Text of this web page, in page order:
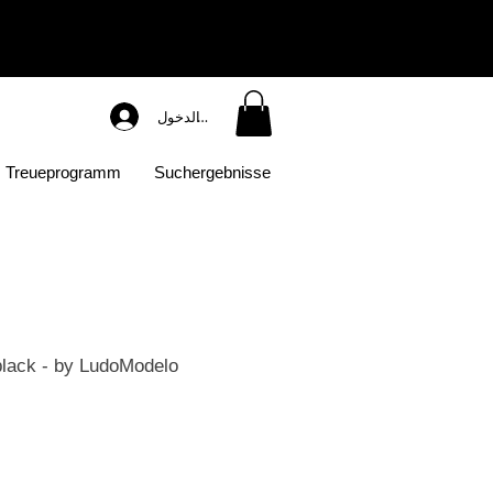
تسجيل الدخول
Treueprogramm Suchergebnisse
- by LudoModelo